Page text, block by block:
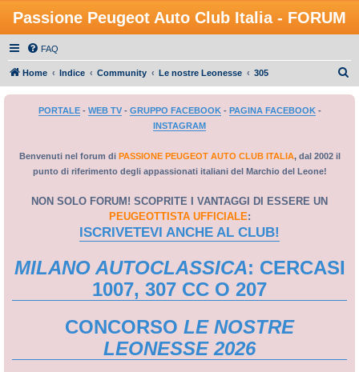
Passione Peugeot Auto Club Italia - FORUM
FAQ
Home Indice Community Le nostre Leonesse 305
PORTALE- WEB TV- GRUPPO FACEBOOK- PAGINA FACEBOOK-
INSTAGRAM
Benvenuti nel forum di PASSIONE PEUGEOT AUTO CLUB ITALIA, dal 2002 il
punto di riferimento degli appassionati italiani del Marchio del Leone!
NON SOLO FORUM! SCOPRITE I VANTAGGI DI ESSERE UN
PEUGEOTTISTA UFFICIALE:
ISCRIVETEVI ANCHE AL CLUB!
MILANO AUTOCLASSICA: CERCASI
1007, 307 CC O 207
CONCORSO LE NOSTRE
LEONESSE 2026